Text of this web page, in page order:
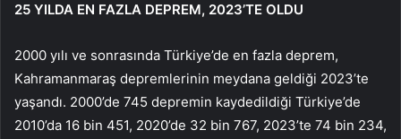
25 YILDA EN FAZLA DEPREM, 2023’TE OLDU
2000 yılı ve sonrasında Türkiye’de en fazla deprem,
Kahramanmaraş depremlerinin meydana geldiği 2023’te
yaşandı. 2000’de 745 depremin kaydedildiği Türkiye’de
2010’da 16 bin 451, 2020’de 32 bin 767, 2023’te 74 bin 234,